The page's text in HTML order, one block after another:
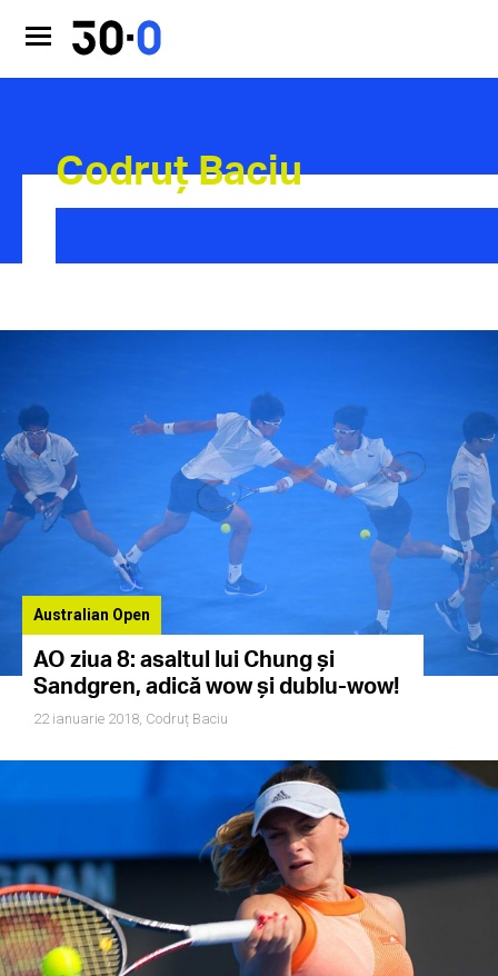
Codruț Baciu
Australian Open
AO ziua 8: asaltul lui Chung și
Sandgren, adică wow și dublu-wow!
22 ianuarie 2018, Codruț Baciu